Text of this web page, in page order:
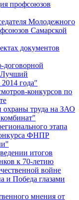
профсоюзов
Молодежного
Самарской
документов
договорной
года"
конкурсов по
охраны труда на ЗАО
этапа
ФНПР
итогов
к 70-летию
войне
и Победа глазами
мнения от